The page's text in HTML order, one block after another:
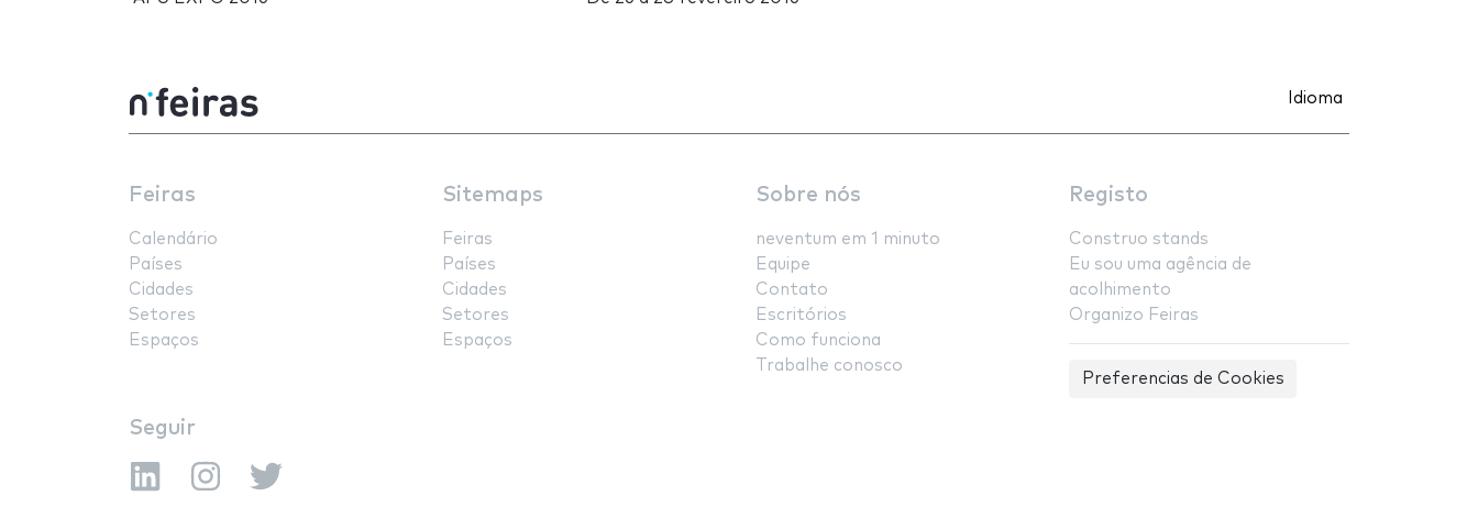
Idioma
Feiras
Calendário
Países
Cidades
Setores
Espaços
Sitemaps
Feiras
Países
Cidades
Setores
Espaços
Sobre nós
neventum em 1 minuto
Equipe
Contato
Escritórios
Como funciona
Trabalhe conosco
Registo
Construo stands
Eu sou uma agência de
acolhimento
Organizo Feiras
Preferencias de Cookies
Seguir